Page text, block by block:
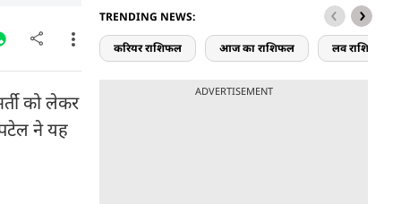
को लेकर
ने यह
TRENDING NEWS:
करियर राशिफल आज का राशिफल लव राशिफल
ADVERTISEMENT